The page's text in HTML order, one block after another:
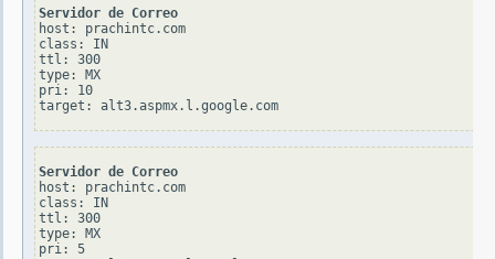
Servidor de Correo
host: prachintc.com
class: IN
ttl: 300
type: MX
pri: 10
Servidor de Correo
host: prachintc.com
class: IN
ttl: 300
type: MX
pri: 5